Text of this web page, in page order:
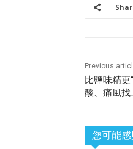
Previous
比鹽味精
酸、痛風找
您可能感